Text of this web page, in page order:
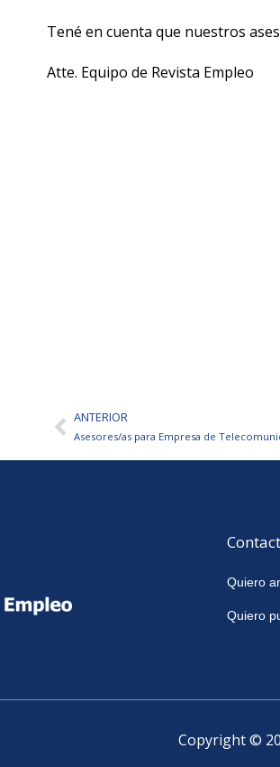
Tené en cuenta que nuestros
Atte. Equipo de Revista Empleo
AntANTERIOR
Asesores/as para Empresa de
Quiero
Quiero
Copyright ©